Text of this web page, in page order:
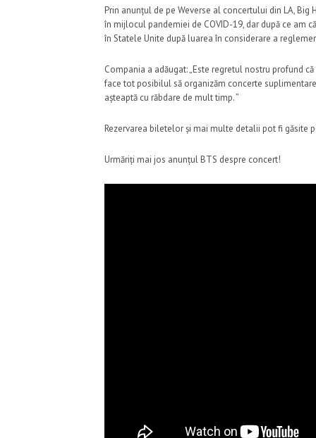
Prin anunțul de pe Weverse al concertului din LA, Big
în mijlocul pandemiei de COVID-19, dar după ce am
în Statele Unite după luarea în considerare a
Compania a adăugat: „Este regretul nostru profund
face tot posibilul să organizăm concerte
așteaptă cu răbdare de mult timp. ”
Rezervarea biletelor și mai multe detalii pot fi găsite
Urmăriți mai jos anunțul BTS despre concert!